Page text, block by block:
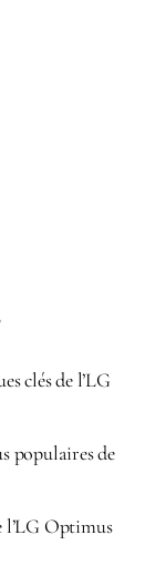
clés de l’LG
populaires de
l’LG Optimus